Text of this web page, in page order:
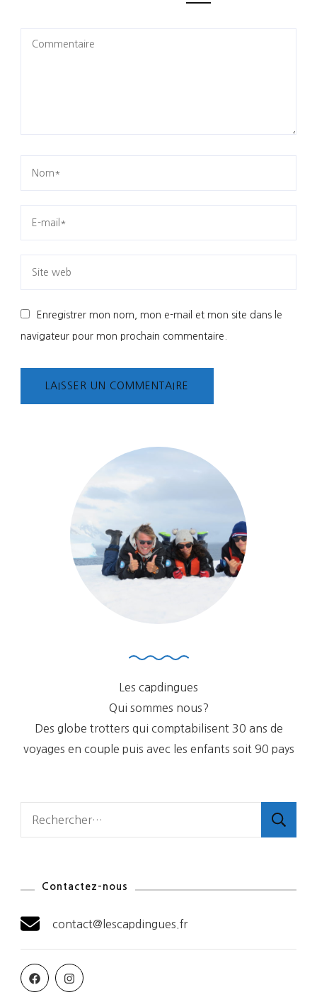
Enregistrer mon nom, mon e-mail et mon site dans le
navigateur pour mon prochain commentaire.
Les capdingues
Qui sommes nous?
Des globe trotters qui comptabilisent 30 ans de
voyages en couple puis avec les enfants soit 90 pays
Contactez-nous
contact@lescapdingues.fr